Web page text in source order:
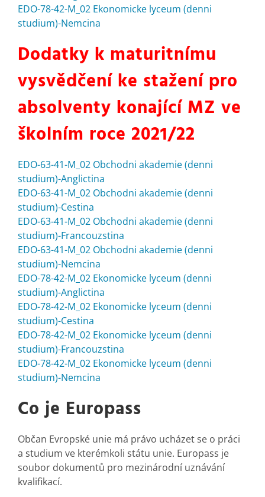
EDO-78-42-M_02 Ekonomicke lyceum (denni
studium)-Nemcina
Dodatky k maturitnímu
vysvědčení ke stažení pro
absolventy konající MZ ve
školním roce 2021/22
EDO-63-41-M_02 Obchodni akademie (denni
studium)-Anglictina
EDO-63-41-M_02 Obchodni akademie (denni
studium)-Cestina
EDO-63-41-M_02 Obchodni akademie (denni
studium)-Francouzstina
EDO-63-41-M_02 Obchodni akademie (denni
studium)-Nemcina
EDO-78-42-M_02 Ekonomicke lyceum (denni
studium)-Anglictina
EDO-78-42-M_02 Ekonomicke lyceum (denni
studium)-Cestina
EDO-78-42-M_02 Ekonomicke lyceum (denni
studium)-Francouzstina
EDO-78-42-M_02 Ekonomicke lyceum (denni
studium)-Nemcina
Co je Europass
Občan Evropské unie má právo ucházet se o práci
a studium ve kterémkoli státu unie. Europass je
soubor dokumentů pro mezinárodní uznávání
kvalifikací.